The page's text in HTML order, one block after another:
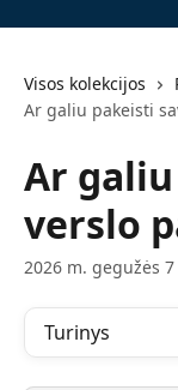
Visos kolekcijos
Ar galiu pakeisti
Ar
verslo
2026 m. gegužės 7
Turinys